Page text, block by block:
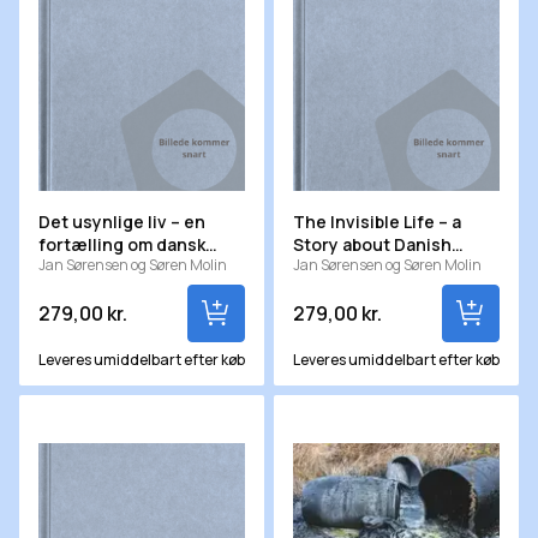
Det usynlige liv – en
fortælling om dansk
mikrobiologi
Jan Sørensen og Søren Molin
279,00 kr.
Leveres umiddelbart efter køb
The Invisible Life – a
Story about Danish
Microbiology
Jan Sørensen og Søren Molin
279,00 kr.
Leveres umiddelbart efter køb